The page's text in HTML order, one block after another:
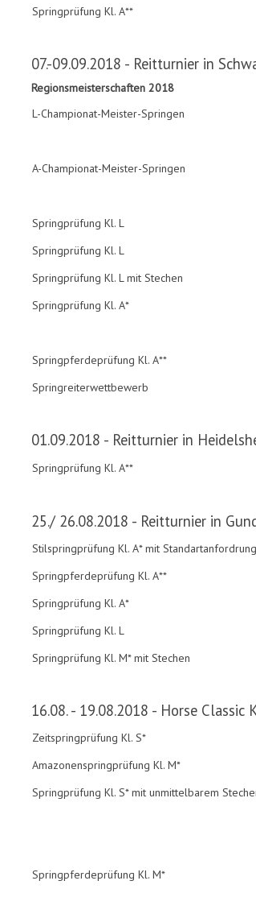
Springprüfung Kl. A**
07.-09.09.2018 - Reitturnier in
Regionsmeisterschaften 2018
L-Championat-Meister-Springen
A-Championat-Meister-Springen
Springprüfung Kl. L
Springprüfung Kl. L
Springprüfung Kl. L mit Stechen
Springprüfung Kl. A*
Springpferdeprüfung Kl. A**
Springreiterwettbewerb
01.09.2018 - Reitturnier in
Springprüfung Kl. A**
25./ 26.08.2018 - Reitturnier in
Stilspringprüfung Kl. A* mit
Springpferdeprüfung Kl. A**
Springprüfung Kl. A*
Springprüfung Kl. L
Springprüfung Kl. M* mit Stechen
16.08. - 19.08.2018 - Horse Classic
Zeitspringprüfung Kl. S*
Amazonenspringprüfung Kl. M*
Springprüfung Kl. S* mit unmittelbarem
Springpferdeprüfung Kl. M*